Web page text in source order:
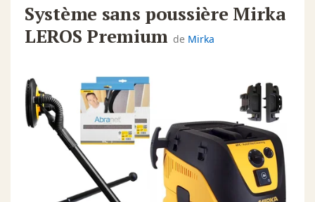
Système sans poussière Mirka
LEROS Premium de Mirka